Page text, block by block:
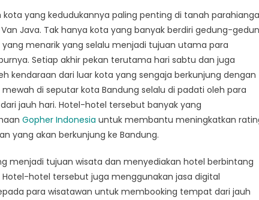
yang kedudukannya paling penting di tanah
Java. Tak hanya kota yang banyak berdiri gedung-
menarik yang selalu menjadi tujuan utama para
Setiap akhir pekan terutama hari sabtu dan juga
kendaraan dari luar kota yang sengaja berkunjung dengan
di seputar kota Bandung selalu di padati oleh para
jauh hari. Hotel-hotel tersebut banyak yang
Gopher Indonesia untuk membantu meningkatkan
yang akan berkunjung ke Bandung.
menjadi tujuan wisata dan menyediakan hotel berbintang
hotel tersebut juga menggunakan jasa digital
para wisatawan untuk membooking tempat dari jauh